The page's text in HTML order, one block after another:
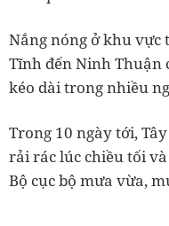
Nắng nóng ở khu vực
Tĩnh đến Ninh Thuận
kéo dài trong nhiều
Trong 10 ngày tới,
rải rác lúc chiều tối
Bộ cục bộ mưa vừa,